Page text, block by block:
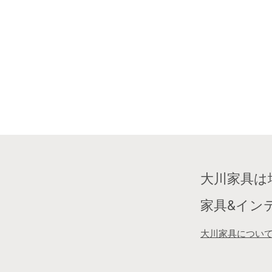
大川家具
家具&イン
大川家具につい